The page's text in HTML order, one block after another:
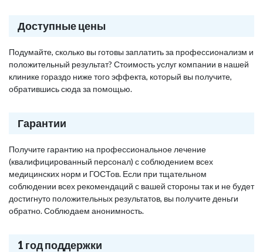
Доступные цены
Подумайте, сколько вы готовы заплатить за профессионализм и
положительный результат? Стоимость услуг компании в нашей
клинике гораздо ниже того эффекта, который вы получите,
обратившись сюда за помощью.
Гарантии
Получите гарантию на профессиональное лечение
(квалифицированный персонал) с соблюдением всех
медицинских норм и ГОСТов. Если при тщательном
соблюдении всех рекомендаций с вашей стороны так и не будет
достигнуто положительных результатов, вы получите деньги
обратно. Соблюдаем анонимность.
1 год поддержки